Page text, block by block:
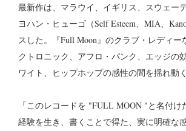
最新作は、マラウイ、イギリス、スウェー
ヨハン・ヒューゴ（Self Esteem、MIA、
スした。『Full Moon』のクラブ・レディー
クトロニック、アフロ・パンク、エッジの
ワイト、ヒップホップの感性の間を揺れ動く
「このレコードを "FULL MOON "と名付
経験を生き、書くことで得た、実に明確な